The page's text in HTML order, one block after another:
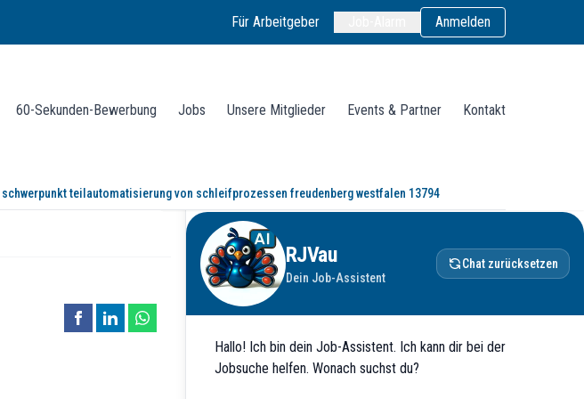
Für Arbeitgeber Anmelden
60-Sekunden-Bewerbung Jobs Unsere Mitglieder Events & Partner Kontakt
teilautomatisierung von schleifprozessen freudenberg westfalen 13794
(m/w/d) (Schwerpunkt: Teilautomatisierung von
RJVau
Dein Job-Assistent
Chat zurücksetzen
Hallo! Ich bin dein Job-Assistent. Ich kann dir bei der
Jobsuche helfen. Wonach suchst du?